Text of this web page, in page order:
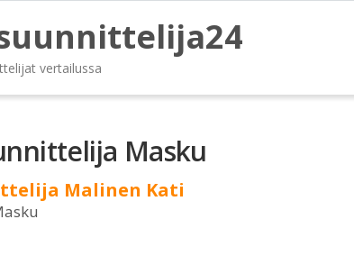
vertailussa
Masku
Malinen Kati